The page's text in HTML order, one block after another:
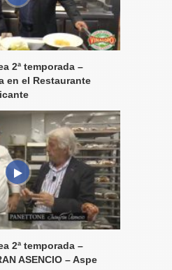
2ª temporada –
en el Restaurante
2ª temporada –
ASENCIO – Aspe